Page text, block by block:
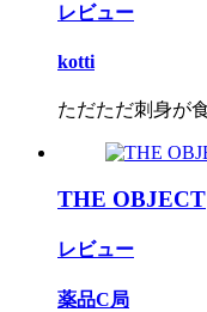
レビュー
kotti
ただただ刺身が
THE OBJECT
レビュー
薬品C局